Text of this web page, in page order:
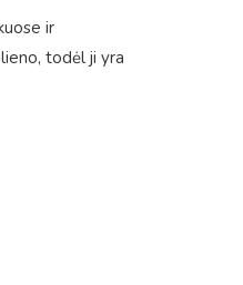
ir
todėl ji yra